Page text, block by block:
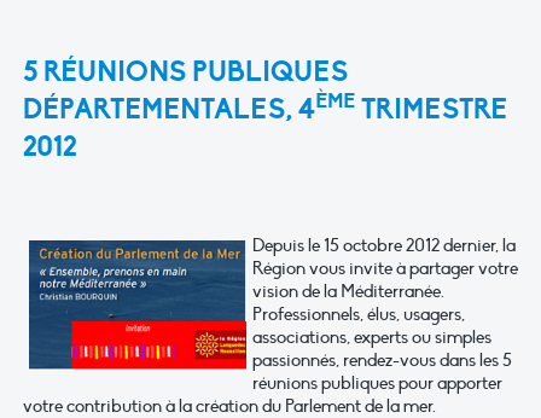
5 RÉUNIONS PUBLIQUES
DÉPARTEMENTALES, 4ÈME TRIMESTRE
2012
Depuis le 15 octobre 2012 dernier, la
Région vous invite à partager votre
vision de la Méditerranée.
Professionnels, élus, usagers,
associations, experts ou simples
passionnés, rendez-vous dans les 5
réunions publiques pour apporter
votre contribution à la création du Parlement de la mer.